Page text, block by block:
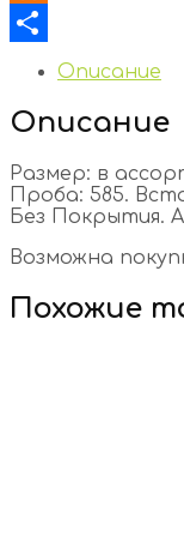
Odnoklassniki
Отправить
Описание
Описание
Размер: в
Проба: 585.
Без Покрытия.
Возможна
Похожие